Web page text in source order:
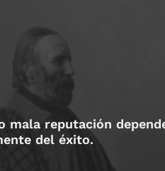
mala reputación
del éxito.